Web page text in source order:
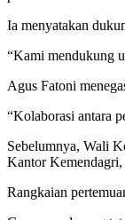
Ia menyatakan
“Kami mendukung
Agus Fatoni
“Kolaborasi antara
Sebelumnya, Wali
Kantor Kemendagri,
Rangkaian